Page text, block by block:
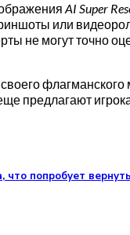
AI Super
или
не могут точно
предлагают
попробует